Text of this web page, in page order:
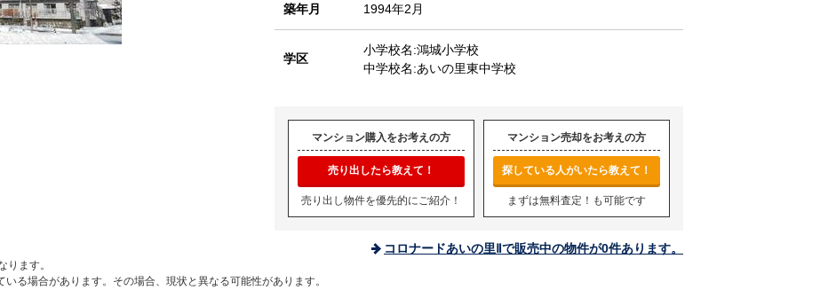
築年月 1994年2月
学区
小学校名:鴻城小学校
中学校名:あいの里東中学校
マンション購入をお考えの方
売り出したら教えて！
売り出し物件を優先的にご紹介！
マンション売却をお考えの方
探している人がいたら教えて！
まずは無料査定！も可能です
コロナードあいの里Ⅱで販売中の物件が0件あります。
ます。
る場合があります。その場合、現状と異なる可能性があります。